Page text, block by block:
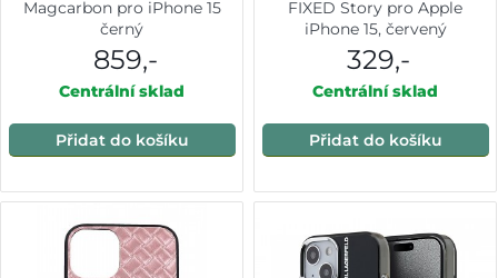
Magcarbon pro iPhone 15
černý
859,-
Centrální sklad
Přidat do košíku
FIXED Story pro Apple
iPhone 15, červený
329,-
Centrální sklad
Přidat do košíku